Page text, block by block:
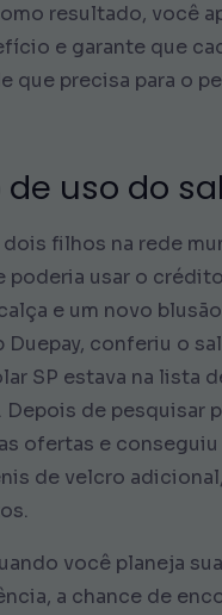
resultado, você
e garante que
que precisa para o
de uso do
dois filhos na rede
poderia usar o
e um novo
Duepay, conferiu o
SP estava na lista
de pesquisar
ofertas e conseguiu
de velcro
você planeja
a chance de